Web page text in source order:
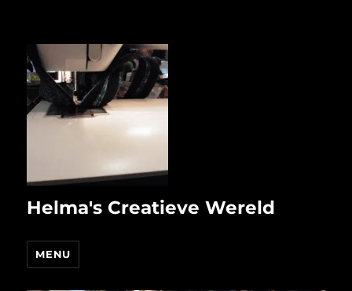
Helma's Creatieve Wereld
MENU